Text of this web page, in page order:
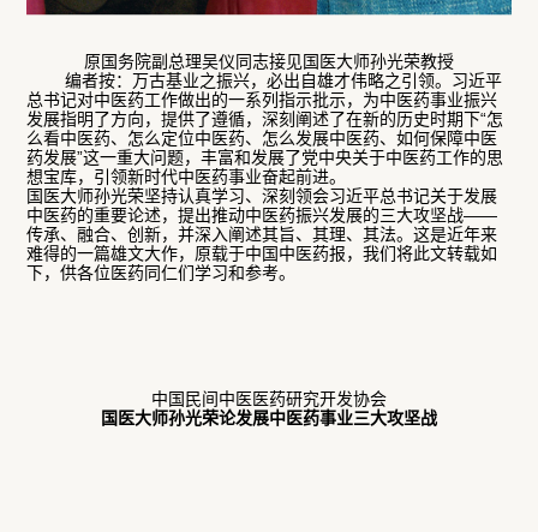
原国务院副总理吴仪同志接见国医大师孙光荣教授
编者按：万古基业之振兴，必出自雄才伟略之引领。习近平
总书记对中医药工作做出的一系列指示批示，为中医药事业振兴
发展指明了方向，提供了遵循，深刻阐述了在新的历史时期下“怎
么看中医药、怎么定位中医药、怎么发展中医药、如何保障中医
药发展”这一重大问题，丰富和发展了党中央关于中医药工作的思
想宝库，引领新时代中医药事业奋起前进。
国医大师孙光荣坚持认真学习、深刻领会习近平总书记关于发展
中医药的重要论述，提出推动中医药振兴发展的三大攻坚战——
传承、融合、创新，并深入阐述其旨、其理、其法。这是近年来
难得的一篇雄文大作，原载于中国中医药报，我们将此文转载如
下，供各位医药同仁们学习和参考。
中国民间中医医药研究开发协会
国医大师孙光荣论发展中医药事业三大攻坚战